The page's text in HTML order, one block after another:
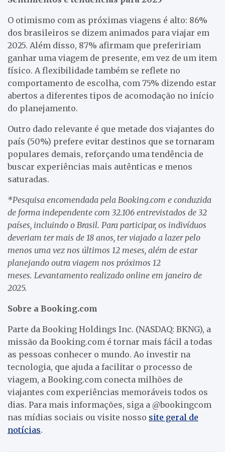
O otimismo com as próximas viagens é alto: 86%
dos brasileiros se dizem animados para viajar em
2025. Além disso, 87% afirmam que prefeririam
ganhar uma viagem de presente, em vez de um item
físico. A flexibilidade também se reflete no
comportamento de escolha, com 75% dizendo estar
abertos a diferentes tipos de acomodação no início
do planejamento.
Outro dado relevante é que metade dos viajantes do
país (50%) prefere evitar destinos que se tornaram
populares demais, reforçando uma tendência de
buscar experiências mais autênticas e menos
saturadas.
*Pesquisa encomendada pela Booking.com e conduzida
de forma independente com 32.106 entrevistados de 32
países, incluindo o Brasil. Para participar, os indivíduos
deveriam ter mais de 18 anos, ter viajado a lazer pelo
menos uma vez nos últimos 12 meses, além de estar
planejando outra viagem nos próximos 12
meses. Levantamento realizado online em janeiro de
2025.
Sobre a Booking.com
Parte da Booking Holdings Inc. (NASDAQ: BKNG), a
missão da Booking.com é tornar mais fácil a todas
as pessoas conhecer o mundo. Ao investir na
tecnologia, que ajuda a facilitar o processo de
viagem, a Booking.com conecta milhões de
viajantes com experiências memoráveis todos os
dias. Para mais informações, siga a @bookingcom
nas mídias sociais ou visite nosso site geral de
notícias.